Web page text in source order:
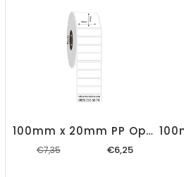
100mm x 20mm PP Opak Etiket
€6,25
€7,35